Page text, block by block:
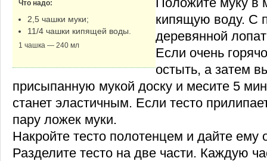
Что надо:
2,5 чашки муки;
11/4 чашки кипящей воды.
1 чашка — 240 мл
кипящую воду. С
деревянной
Если очень
остыть, а затем
присыпанную мукой доску и месите 5
станет эластичным. Если тесто
пару ложек муки.
Накройте тесто полотенцем и дайте ему
Разделите тесто на две части. Каждую